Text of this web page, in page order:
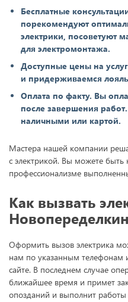
Бесплатные
порекомендуют
электрики, посоветуют
для электромонтажа.
Доступные цены на
и придерживаемся
Оплата по факту. Вы
после завершения
наличными или картой.
Мастера нашей компании
с электрикой. Вы можете быть
профессионализме
Как вызвать
Оформить вызов электрика
нам по указанным телефонам
сайте. В последнем случае
ближайшее время и примет
опозданий и выполнит